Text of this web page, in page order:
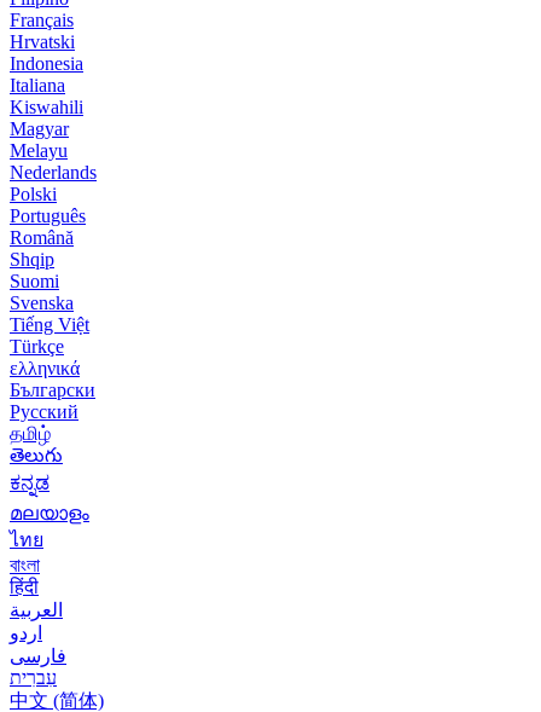
Français
Hrvatski
Indonesia
Italiana
Kiswahili
Magyar
Melayu
Nederlands
Polski
Português
Română
Shqip
Suomi
Svenska
Tiếng Việt
Türkçe
ελληνικά
Български
Русский
தமிழ்
తెలుగు
ಕನ್ನಡ
മലയാളം
ไทย
বাংলা
हिंदी
العربية
اردو
فارسی
עִברִית
中文 (简体)